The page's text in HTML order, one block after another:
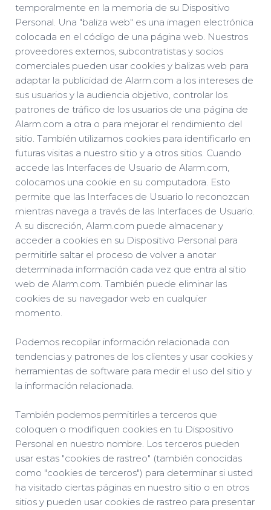
temporalmente en la memoria de su Dispositivo
Personal. Una "baliza web" es una imagen electrónica
colocada en el código de una página web. Nuestros
proveedores externos, subcontratistas y socios
comerciales pueden usar cookies y balizas web para
adaptar la publicidad de Alarm.com a los intereses de
sus usuarios y la audiencia objetivo, controlar los
patrones de tráfico de los usuarios de una página de
Alarm.com a otra o para mejorar el rendimiento del
sitio. También utilizamos cookies para identificarlo en
futuras visitas a nuestro sitio y a otros sitios. Cuando
accede las Interfaces de Usuario de Alarm.com,
colocamos una cookie en su computadora. Esto
permite que las Interfaces de Usuario lo reconozcan
mientras navega a través de las Interfaces de Usuario.
A su discreción, Alarm.com puede almacenar y
acceder a cookies en su Dispositivo Personal para
permitirle saltar el proceso de volver a anotar
determinada información cada vez que entra al sitio
web de Alarm.com. También puede eliminar las
cookies de su navegador web en cualquier
momento.
Podemos recopilar información relacionada con
tendencias y patrones de los clientes y usar cookies y
herramientas de software para medir el uso del sitio y
la información relacionada.
También podemos permitirles a terceros que
coloquen o modifiquen cookies en tu Dispositivo
Personal en nuestro nombre. Los terceros pueden
usar estas "cookies de rastreo" (también conocidas
como "cookies de terceros") para determinar si usted
ha visitado ciertas páginas en nuestro sitio o en otros
sitios y pueden usar cookies de rastreo para presentar